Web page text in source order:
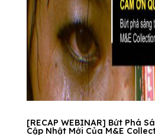
[RECAP WEBINAR] Bứt Phá
Cập Nhật Mới Của M&E